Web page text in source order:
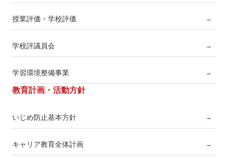
授業評価・学校評価 →
学校評議員会 →
学習環境整備事業 →
教育計画・活動方針
いじめ防止基本方針 →
キャリア教育全体計画 →